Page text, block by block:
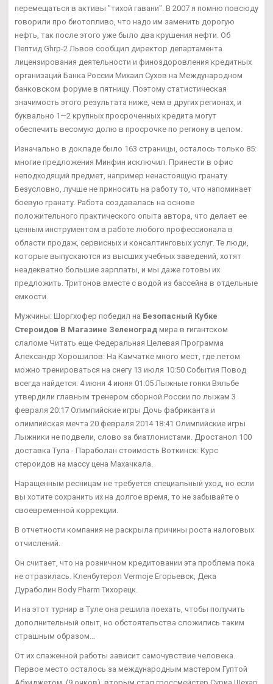
перемещаться в активы "тихой гавани". В 2007 я помню повсюду
говорили про биотопливо, что надо им заменить дорогую
нефть, так после этого уже было два крушения нефти. Об
Пептид Ghrp-2 Львов сообщил директор департамента
лицензирования деятельности и финоздоровления кредитных
организаций Банка России Михаил Сухов на Международном
банковском форуме в пятницу. Поэтому статистическая
значимость этого результата ниже, чем в других регионах, и
буквально 1—2 крупных просроченных кредита могут
обеспечить весомую долю в просрочке по региону в целом.
Изначально в докладе было 163 страницы, осталось только 85:
многие предложения Минфин исключил. Принести в офис
неподходящий предмет, например ненастоящую гранату
Безусловно, лучше не приносить на работу то, что напоминает
боевую гранату. Работа создавалась на основе
положительного практического опыта автора, что делает ее
ценным инструментом в работе любого профессионала в
области продаж, сервисных и консалтинговых услуг. Те люди,
которые выпускаются из высших учебных заведений, хотят
неадекватно большие зарплаты, и мы даже готовы их
предложить. Тритонов вместе с водой из бассейна в отдельные
емкости.
Мужчины: Шоргхофер победил на Безопасный Кубке
Стероидов В Магазине Зеленоград мира в гигантском
слаломе Читать еще Федеральная Целевая Программа
Александр Хорошилов: На Камчатке много мест, где летом
можно тренироваться на снегу 13 июля 10:50 События Повод
всегда найдется: 4 июня 4 июня 01:05 Лыжные гонки Вяльбе
утвердили главным тренером сборной России по лыжам 3
февраля 20:17 Олимпийские игры Дочь фабриканта и
олимпийская мечта 20 февраля 2014 18:41 Олимпийские игры
Лыжники не подвели, слово за биатлонистами. Дростанол 100
доставка Тула - Параболан стоимость Воткинск: Курс
стероидов на массу цена Махачкала.
Наращенным ресницам не требуется специальный уход, но если
вы хотите сохранить их на долгое время, то не забывайте о
своевременной коррекции.
В отчетности компания не раскрыла причины роста налоговых
отчислений.
Он считает, что на розничном кредитовании эта проблема пока
не отразилась. Кленбутерол Vermoje Егорьевск, Дека
Дураболин Body Pharm Тихорецк.
И на этот турнир в Туле она решила поехать, чтобы получить
дополнительный опыт, но обстоятельства сложились таким
страшным образом...
От их слаженной работы зависит самочувствие человека.
Первое место осталось за международным мастером Гуптой